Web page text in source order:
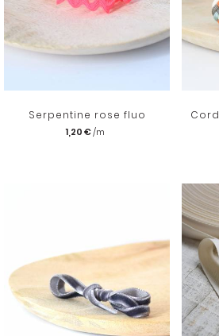
Serpentine rose fluo
1,20 €